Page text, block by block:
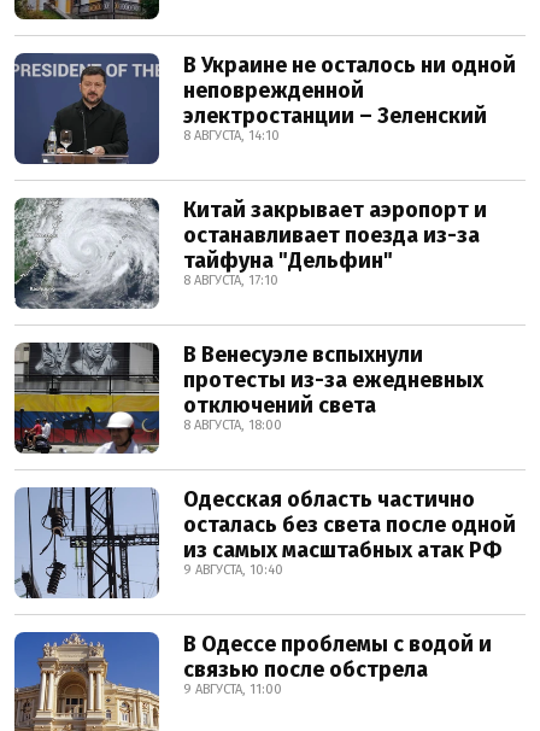
В Украине не осталось ни одной
неповрежденной
электростанции – Зеленский
8 АВГУСТА, 14:10
Китай закрывает аэропорт и
останавливает поезда из-за
тайфуна "Дельфин"
8 АВГУСТА, 17:10
В Венесуэле вспыхнули
протесты из-за ежедневных
отключений света
8 АВГУСТА, 18:00
Одесская область частично
осталась без света после одной
из самых масштабных атак РФ
9 АВГУСТА, 10:40
В Одессе проблемы с водой и
связью после обстрела
9 АВГУСТА, 11:00